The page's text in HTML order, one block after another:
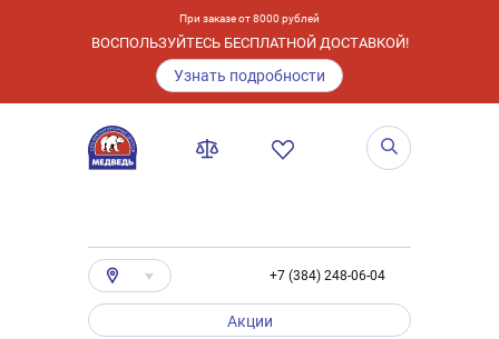
При заказе от 8000 рублей
ВОСПОЛЬЗУЙТЕСЬ БЕСПЛАТНОЙ ДОСТАВКОЙ!
Узнать подробности
+7 (384) 248-06-04
Акции